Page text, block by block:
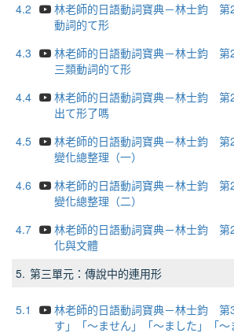
4.2
林老師的日語動詞寶典－林士鈞
動詞的て形
4.3
林老師的日語動詞寶典－林士鈞
三類動詞的て形
4.4
林老師的日語動詞寶典－林士鈞
出て形了嗎
4.5
林老師的日語動詞寶典－林士鈞
變化總整理（一）
4.6
林老師的日語動詞寶典－林士鈞
變化總整理（二）
4.7
林老師的日語動詞寶典－林士鈞
化與文體
5. 第三單元：傳說中的連用形
5.1
林老師的日語動詞寶典－林士鈞
す」「～ません」「～ました」「～